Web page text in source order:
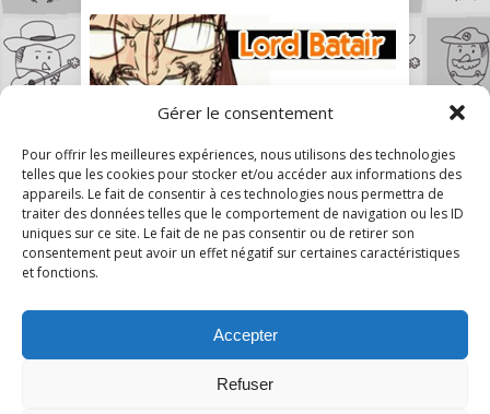
Gérer le consentement
Pour offrir les meilleures expériences, nous utilisons des technologies
telles que les cookies pour stocker et/ou accéder aux informations des
appareils. Le fait de consentir à ces technologies nous permettra de
traiter des données telles que le comportement de navigation ou les ID
uniques sur ce site. Le fait de ne pas consentir ou de retirer son
consentement peut avoir un effet négatif sur certaines caractéristiques
et fonctions.
Accepter
Refuser